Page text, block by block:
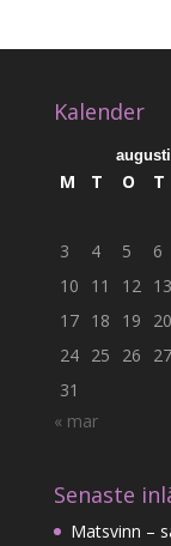
Kalender
M T O T
3
4 5 6
10
11 12 13
17 18 19 20
24 25 26 27
31
« mar
Senaste
Matsvinn –